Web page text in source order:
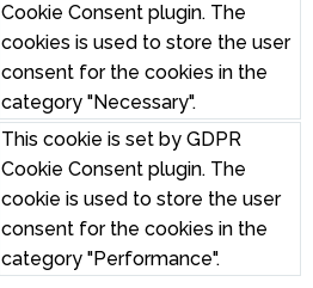
Cookie Consent plugin. The
cookies is used to store the user
consent for the cookies in the
category "Necessary".
This cookie is set by GDPR
Cookie Consent plugin. The
cookie is used to store the user
consent for the cookies in the
category "Performance".